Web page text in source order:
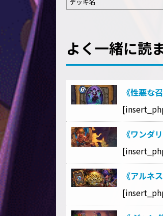
よく一緒に読
《性悪な
《ワンダ
《アルネ